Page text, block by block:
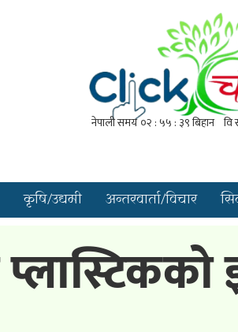
कृषि/उद्यमी अन्तरवार्ता/विचार